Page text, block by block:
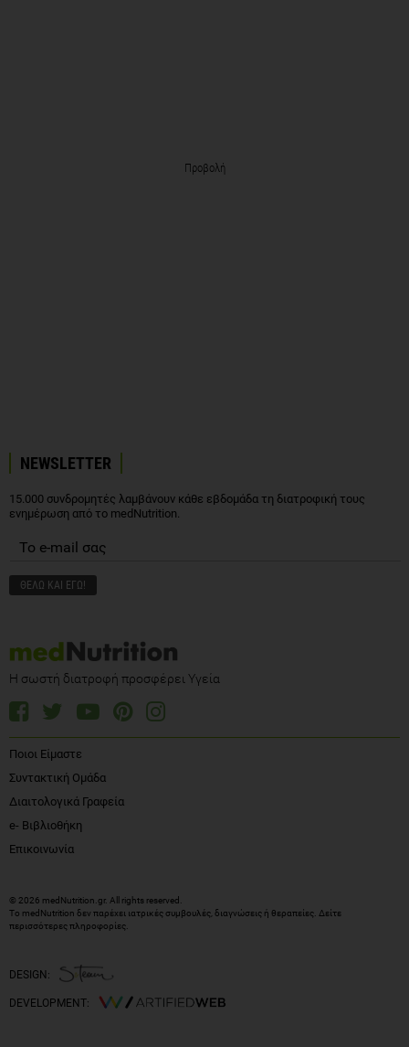
Προβολή
NEWSLETTER
15.000 συνδρομητές λαμβάνουν κάθε εβδομάδα τη διατροφική τους
ενημέρωση από το medNutrition.
Η σωστή διατροφή προσφέρει Υγεία
Ποιοι Είμαστε
Συντακτική Ομάδα
Διαιτολογικά Γραφεία
e- Βιβλιοθήκη
Επικοινωνία
© 2026 medNutrition.gr. All rights reserved.
Το medNutrition δεν παρέχει ιατρικές συμβουλές, διαγνώσεις ή θεραπείες. Δείτε
περισσότερες πληροφορίες
DESIGN:
DEVELOPMENT: